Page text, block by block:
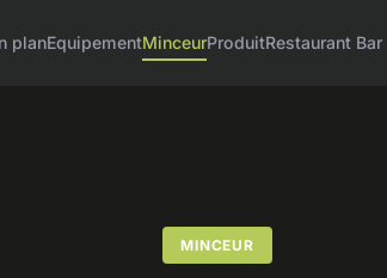
planEquipementMinceurProduitRestaurant Bar
MINCEUR